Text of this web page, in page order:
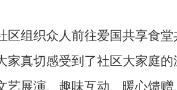
组织众人前往爱国共享食堂
家真切感受到了社区大家庭的
展演、趣味互动、暖心馈赠